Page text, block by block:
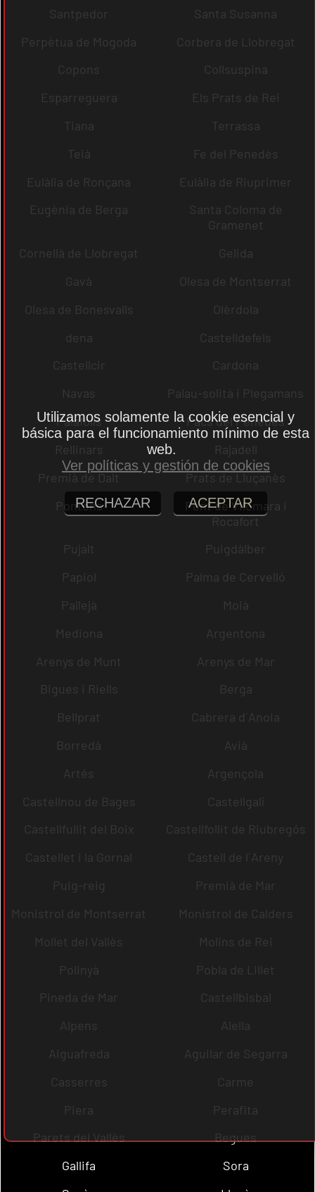
Santpedor
Santa Susanna
Perpètua de Mogoda
Corbera de Llobregat
Copons
Collsuspina
Esparreguera
Els Prats de Rei
Tiana
Terrassa
Teià
Fe del Penedès
Eulàlia de Ronçana
Eulàlia de Riuprimer
Eugènia de Berga
Santa Coloma de
Gramenet
Cornellà de Llobregat
Gelida
Gavà
Olesa de Montserrat
Olesa de Bonesvalls
Olèrdola
dena
Castelldefels
Castellcir
Cardona
Navas
Palau-solità i Plegamans
Palafolls
Pacs del Penedès
Rellinars
Rajadell
Premià de Dalt
Prats de Lluçanès
Pontons
Pont de Vilomara i
Rocafort
Pujalt
Puigdàlber
Papiol
Palma de Cervelló
Pallejà
Moià
Mediona
Argentona
Arenys de Munt
Arenys de Mar
Bigues i Riells
Berga
Bellprat
Cabrera d´Anoia
Borredà
Avià
Artés
Argençola
Castellnou de Bages
Castellgalí
Castellfullit del Boix
Castellfollit de Riubregós
Castellet i la Gornal
Castell de l´Areny
Puig-reig
Premià de Mar
Monistrol de Montserrat
Monistrol de Calders
Mollet del Vallès
Molins de Rei
Polinyà
Pobla de Lillet
Pineda de Mar
Castellbisbal
Alpens
Alella
Aiguafreda
Aguilar de Segarra
Casserres
Carme
Piera
Perafita
Parets del Vallès
Begues
Gallifa
Sora
Utilizamos solamente la cookie esencial y
básica para el funcionamiento mínimo de esta
web.
Ver políticas y gestión de cookies
RECHAZAR ACEPTAR